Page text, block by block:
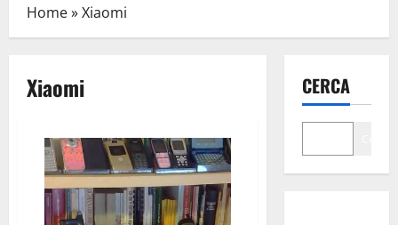
Home»Xiaomi
Xiaomi CERCA